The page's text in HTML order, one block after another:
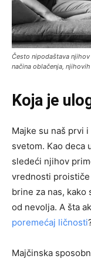
Često nipodaštava
načina oblačenja,
Koja je
Majke su naš prvi
svetom. Kao deca
sledeći njihov
vrednosti proističe
brine za nas, kako
od nevolja. A šta
poremećaj ličnosti
Majčinska